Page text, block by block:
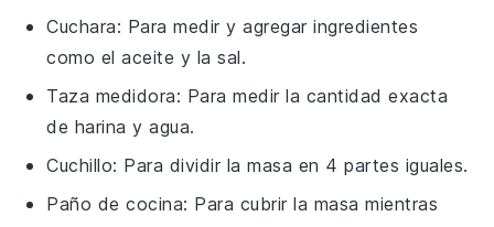
Cuchara: Para medir y agregar ingredientes
como el aceite y la sal.
Taza medidora: Para medir la cantidad exacta
de harina y agua.
Cuchillo: Para dividir la masa en 4 partes iguales.
Paño de cocina: Para cubrir la masa mientras